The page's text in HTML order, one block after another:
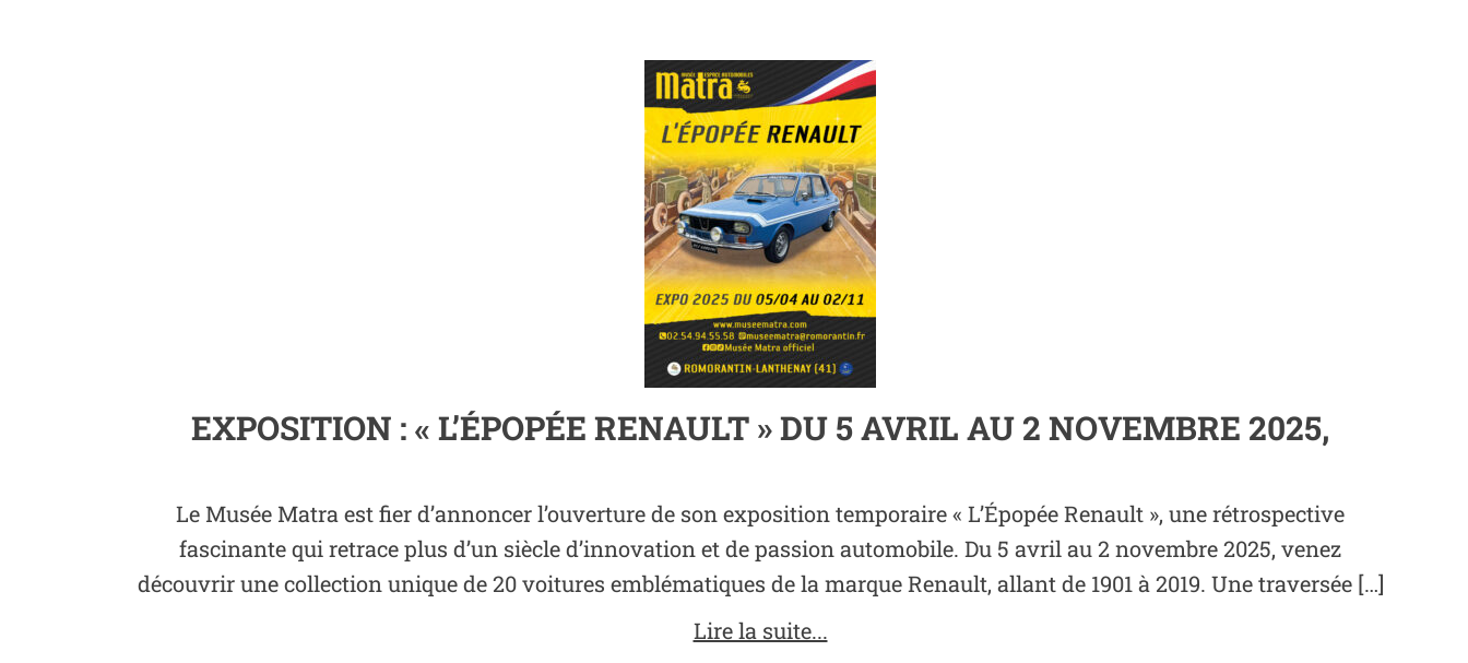
EXPOSITION : « L’ÉPOPÉE RENAULT » DU 5 AVRIL AU 2 NOVEMBRE 2025,
Le Musée Matra est fier d’annoncer l’ouverture de son exposition temporaire « L’Épopée Renault », une rétrospective
fascinante qui retrace plus d’un siècle d’innovation et de passion automobile. Du 5 avril au 2 novembre 2025, venez
découvrir une collection unique de 20 voitures emblématiques de la marque Renault, allant de 1901 à 2019. Une traversée […]
Lire la suite...